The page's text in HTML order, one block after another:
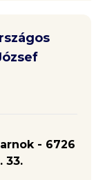
- 6726
33.